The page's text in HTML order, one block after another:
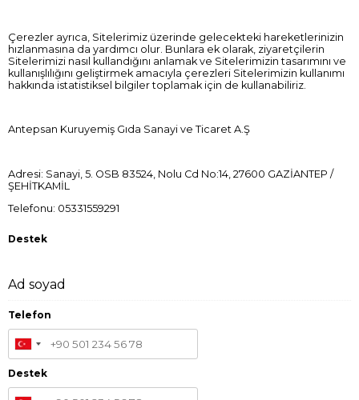
Çerezler ayrıca, Sitelerimiz üzerinde gelecekteki hareketlerinizin
hızlanmasına da yardımcı olur. Bunlara ek olarak, ziyaretçilerin
Sitelerimizi nasıl kullandığını anlamak ve Sitelerimizin tasarımını ve
kullanışlılığını geliştirmek amacıyla çerezleri Sitelerimizin kullanımı
hakkında istatistiksel bilgiler toplamak için de kullanabiliriz.
Antepsan Kuruyemiş Gıda Sanayi ve Ticaret A.Ş
Adresi: Sanayi, 5. OSB 83524, Nolu Cd No:14, 27600 GAZİANTEP /
ŞEHİTKAMİL
Telefonu: 05331559291
Destek
Ad soyad
Telefon
Destek